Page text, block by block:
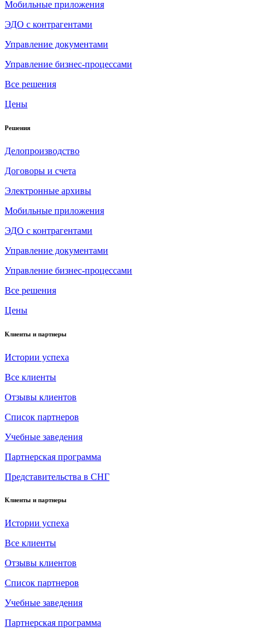
Мобильные приложения
ЭДО с контрагентами
Управление документами
Управление бизнес-процессами
Все решения
Цены
Решения
Делопроизводство
Договоры и счета
Электронные архивы
Мобильные приложения
ЭДО с контрагентами
Управление документами
Управление бизнес-процессами
Все решения
Цены
Клиенты и партнеры
Истории успеха
Все клиенты
Отзывы клиентов
Список партнеров
Учебные заведения
Партнерская программа
Представительства в СНГ
Клиенты и партнеры
Истории успеха
Все клиенты
Отзывы клиентов
Список партнеров
Учебные заведения
Партнерская программа